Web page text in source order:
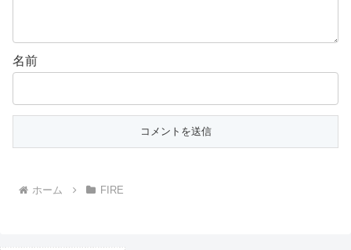
名前
ホーム FIRE